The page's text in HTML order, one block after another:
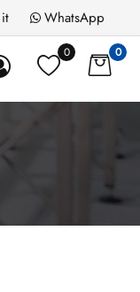
WhatsApp
0 0